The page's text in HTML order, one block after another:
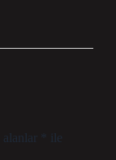
ile